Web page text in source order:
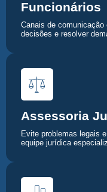
Funcionários
Canais de
decisões e resolver
Assessoria
Evite problemas legais
equipe jurídica